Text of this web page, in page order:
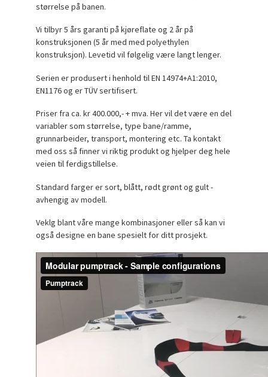
størrelse på banen.
Vi tilbyr 5 års garanti på kjøreflate og 2 år på
konstruksjonen (5 år med medpolyethylen
konstruksjon). Levetid vil følgelig være langt lenger.
Serien er produsert i henhold til EN 14974+A1:2010,
EN1176 og er TÜV sertifisert.
Priser fra ca. kr 400.000,- + mva. Her vil det være en del
variabler som størrelse, type bane/ramme,
grunnarbeider, transport, montering etc. Ta kontakt
med oss så finner vi riktig produkt og hjelper deg hele
veien til ferdigstillelse.
Standard farger er sort, blått, rødt grønt og gult -
avhengig av modell.
Veklg blant våre mange kombinasjoner eller så kan vi
også designe en bane spesielt for ditt prosjekt.